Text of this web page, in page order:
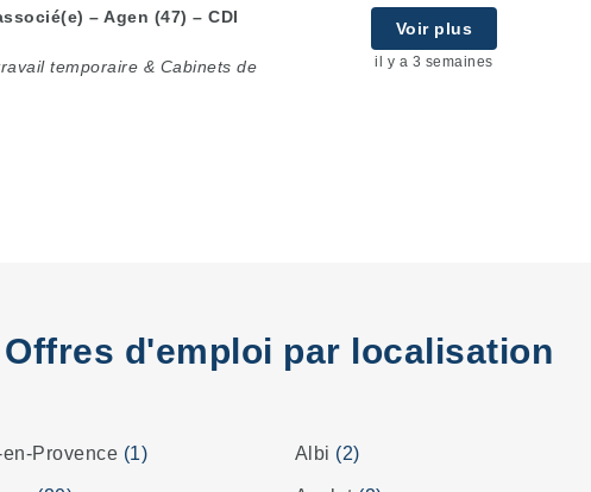
– Agen (47) – CDI
temporaire & Cabinets de
Voir plus
il y a 3 semaines
Offres d'emploi par localisation
Provence (1) Albi (2)